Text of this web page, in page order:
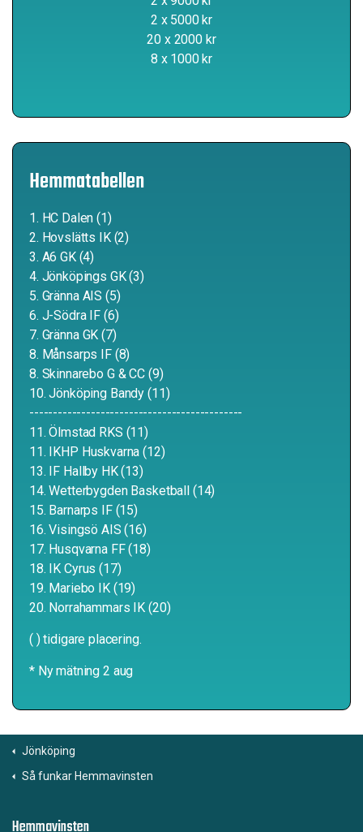
2 x 5000 kr
20 x 2000 kr
8 x 1000 kr
Hemmatabellen
1. HC Dalen (1)
2. Hovslätts IK (2)
3. A6 GK (4)
4. Jönköpings GK (3)
5. Gränna AIS (5)
6. J-Södra IF (6)
7. Gränna GK (7)
8. Månsarps IF (8)
8. Skinnarebo G & CC (9)
10. Jönköping Bandy (11)
---------------------------------------------
11. Ölmstad RKS (11)
11. IKHP Huskvarna (12)
13. IF Hallby HK (13)
14. Wetterbygden Basketball (14)
15. Barnarps IF (15)
16. Visingsö AIS (16)
17. Husqvarna FF (18)
18. IK Cyrus (17)
19. Mariebo IK (19)
20. Norrahammars IK (20)
( ) tidigare placering.
* Ny mätning 2 aug
Jönköping
Så funkar Hemmavinsten